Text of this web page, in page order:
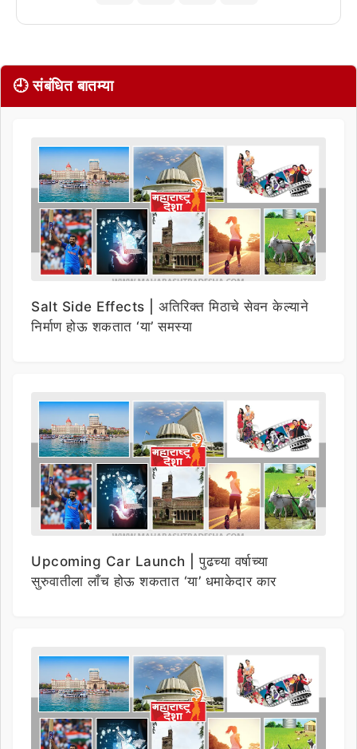
🕘 संबंधित बातम्या
Salt Side Effects | अतिरिक्त मिठाचे सेवन केल्याने
निर्माण होऊ शकतात ‘या’ समस्या
Upcoming Car Launch | पुढच्या वर्षाच्या
सुरुवातीला लाँच होऊ शकतात ‘या’ धमाकेदार कार